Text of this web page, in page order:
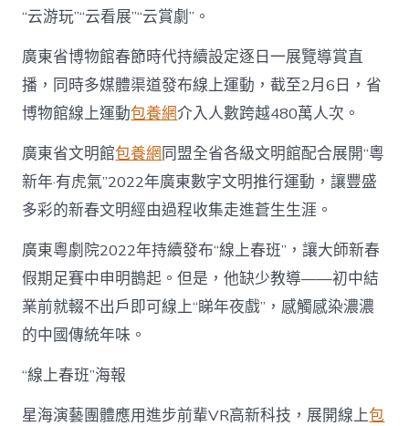
“云游玩”“云看展”“云賞劇”。
廣東省博物館春節時代持續設定逐日一展覽導賞直
播，同時多媒體渠道發布線上運動，截至2月6日，省
博物館線上運動包養網介入人數跨越480萬人次。
廣東省文明館包養網同盟全省各級文明館配合展開“粵
新年·有虎氣”2022年廣東數字文明推行運動，讓豐盛
多彩的新春文明經由過程收集走進蒼生生涯。
廣東粵劇院2022年持續發布“線上春班”，讓大師新春
假期足賽中申明鵲起。但是，他缺少教導——初中結
業前就輟不出戶即可線上“睇年夜戲”，感觸感染濃濃
的中國傳統年味。
“線上春班”海報
星海演藝團體應用進步前輩VR高新科技，展開線上包